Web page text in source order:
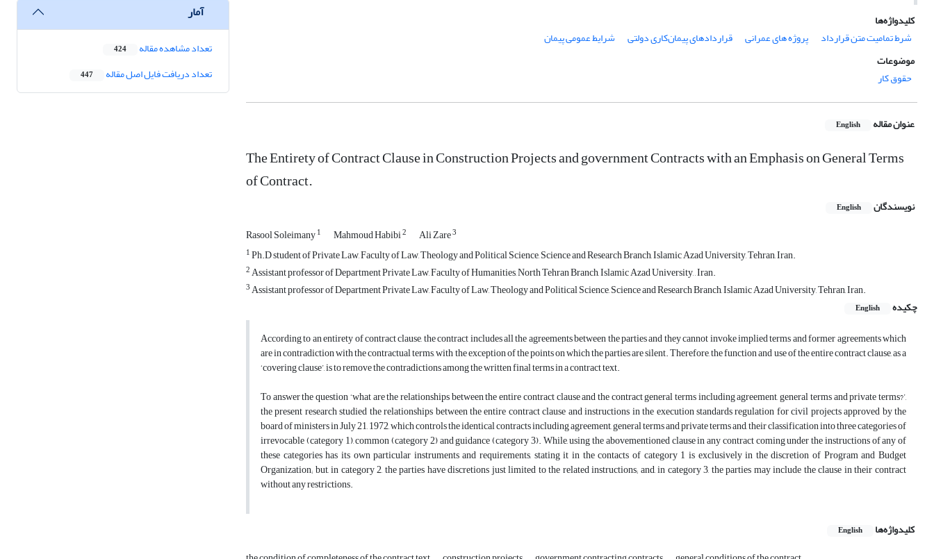
کلیدواژه‌ها
شرط تمامیت متن قرارداد
پروژه های عمرانی قراردادهای پیمان‌کاری دولتی
شرایط عمومی پیمان
موضوعات
حقوق کار
عنوان مقاله English
The Entirety of Contract Clause in Construction Projects and government Contracts with an Emphasis on General Terms
of Contract.
نویسندگان English
Rasool Soleimany1 Mahmoud Habibi2 Ali Zare3
1Ph.D student of Private Law, Faculty of Law, Theology and Political Science, Science and Research Branch, Islamic Azad University, Tehran, Iran.
2Assistant professor of Department Private Law, Faculty of Humanities, North Tehran Branch, Islamic Azad University, , Iran.
3Assistant professor of Department Private Law, Faculty of Law, Theology and Political Science, Science and Research Branch, Islamic Azad University, Tehran, Iran.
چکیده
English
According to an entirety of contract clause, the contract includes all the agreements between the parties and they cannot invoke implied terms and former agreements which
are in contradiction with the contractual terms, with the exception of the points on which the parties are silent. Therefore, the function and use of the entire contract clause, as a
‘covering clause’, is to remove the contradictions among the written final terms in a contract text.
To answer the question ‘what are the relationships between the entire contract clause and the contract general terms including agreement, general terms and private terms?’,
the present research studied the relationships between the entire contract clause and instructions in the execution standards regulation for civil projects approved by the
board of ministers in July 21, 1972, which controls the identical contracts including agreement, general terms and private terms and, their classification into three categories of
irrevocable (category 1), common (category 2) and guidance (category 3). While, using the abovementioned clause in any contract coming under the instructions of any of
these categories has its own particular instruments and requirements, stating it in the contacts of category 1 is exclusively in the discretion of Program and Budget
Organization; but, in category 2, the parties have discretions just limited to the related instructions; and, in category 3, the parties may include the clause in their contract
without any restrictions.
کلیدواژه‌ها English
آمار
تعداد مشاهده مقاله 424
تعداد دریافت فایل اصل مقاله 447